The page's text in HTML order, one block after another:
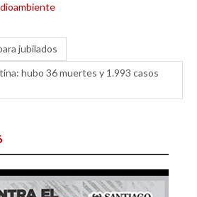
jubilados
hubo 36 muertes y 1.993 casos